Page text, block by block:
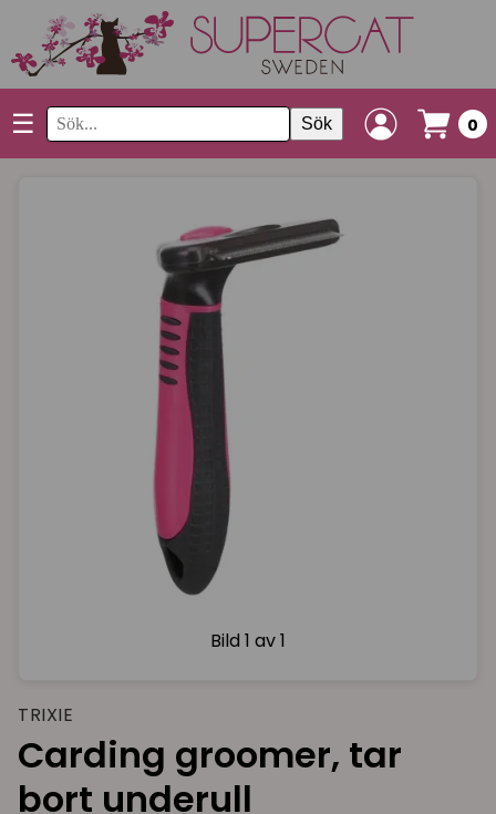
☰ Sök 0
Bild 1 av 1
TRIXIE
Carding groomer, tar
bort underull